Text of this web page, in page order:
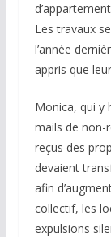
Les travaux
l’année
appris que
Monica, qui y
mails de non-
reçus des
devaient
afin
collectif, les
expulsions